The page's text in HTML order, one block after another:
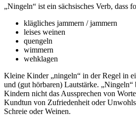
„Ningeln“ ist ein sächsisches Verb, dass
klägliches jammern / jammern
leises weinen
quengeln
wimmern
wehklagen
Kleine Kinder „ningeln“ in der Regel in
und (gut hörbaren) Lautstärke. „Ningeln“
Kindern nicht das Aussprechen von
Kundtun von Zufriedenheit oder
Schreie oder Weinen.